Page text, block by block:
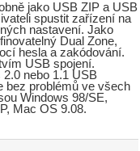
jako USB ZIP a USB
spustit zařízení na
nastavení. Jako
Dual Zone,
hesla a zakódování.
USB spojení.
nebo 1.1 USB
bez problémů ve všech
Windows 98/SE,
Mac OS 9.08.